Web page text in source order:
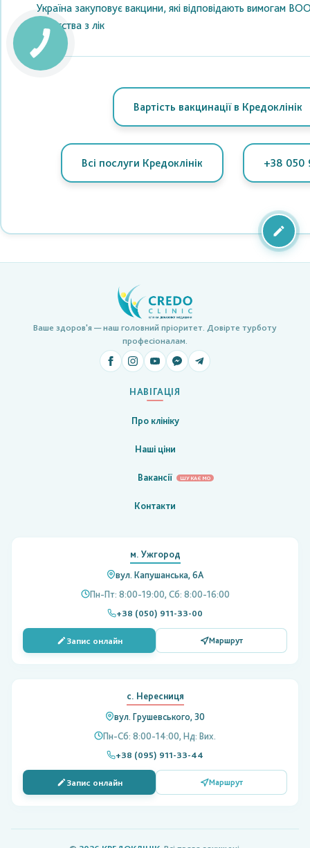
Україна закуповує вакцини, які відповідають вимогам
агентства з лік
Вартість вакцинації в Кредоклінік
Всі послуги Кредоклінік +38 050
Ваше здоров'я — наш головний пріоритет. Довірте турботу
професіоналам.
НАВІГАЦІЯ
Про клініку
Наші ціни
Вакансії ШУКАЄМО
Контакти
м. Ужгород
вул. Капушанська, 6А
Пн-Пт: 8:00-19:00, Сб: 8:00-16:00
+38 (050) 911-33-00
Запис онлайн Маршрут
с. Нересниця
вул. Грушевського, 30
Пн-Сб: 8:00-14:00, Нд: Вих.
+38 (095) 911-33-44
Запис онлайн Маршрут